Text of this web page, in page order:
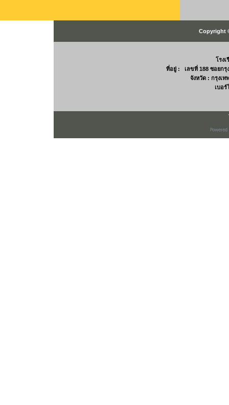
Copyright
โรง
ที่อยู่ : เลขที่ 188 ซอยกรุ
จังหวัด : กรุงเ
เบอ